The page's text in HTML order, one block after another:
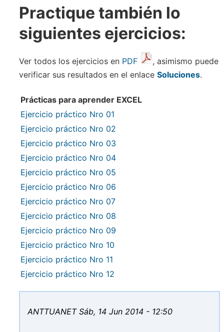
Practique también lo
siguientes ejercicios:
Ver todos los ejercicios en PDF
, asimismo puede
verificar sus resultados en el enlace Soluciones.
Prácticas para aprender EXCEL
Ejercicio práctico Nro 01
Ejercicio práctico Nro 02
Ejercicio práctico Nro 03
Ejercicio práctico Nro 04
Ejercicio práctico Nro 05
Ejercicio práctico Nro 06
Ejercicio práctico Nro 07
Ejercicio práctico Nro 08
Ejercicio práctico Nro 09
Ejercicio práctico Nro 10
Ejercicio práctico Nro 11
Ejercicio práctico Nro 12
ANTTUANET Sáb, 14 Jun 2014 - 12:50